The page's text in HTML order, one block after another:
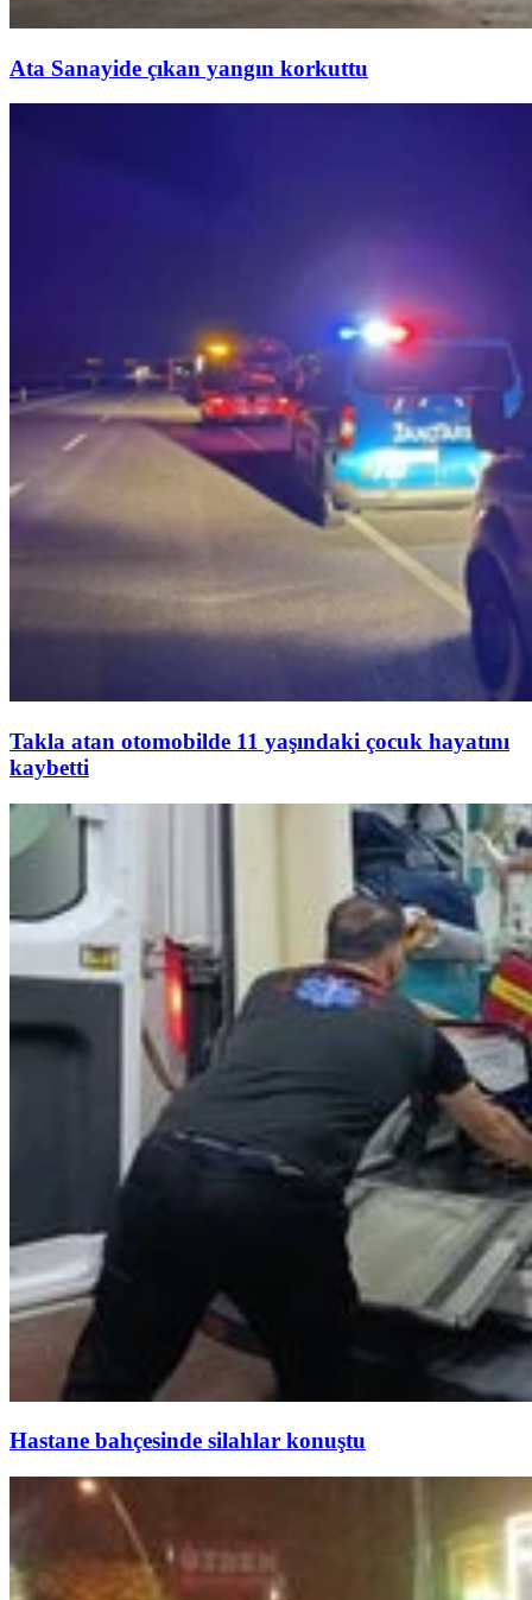
Ata Sanayide çıkan yangın korkuttu
Takla atan otomobilde 11 yaşındaki çocuk hayatını
kaybetti
Hastane bahçesinde silahlar konuştu